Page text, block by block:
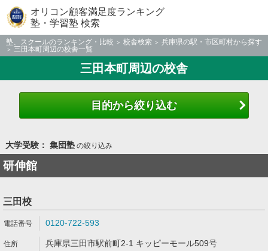
オリコン顧客満足度ランキング
塾・学習塾 検索
塾、スクールのランキング・比較 校舎検索
兵庫県の駅・市区町村から探す
三田本町周辺の校舎一覧
三田本町周辺の校舎
目的から絞り込む
大学受験： 集団塾の絞り込み
研伸館
三田校
0120-722-593
兵庫県三田市駅前町2-1 キッピーモール509号